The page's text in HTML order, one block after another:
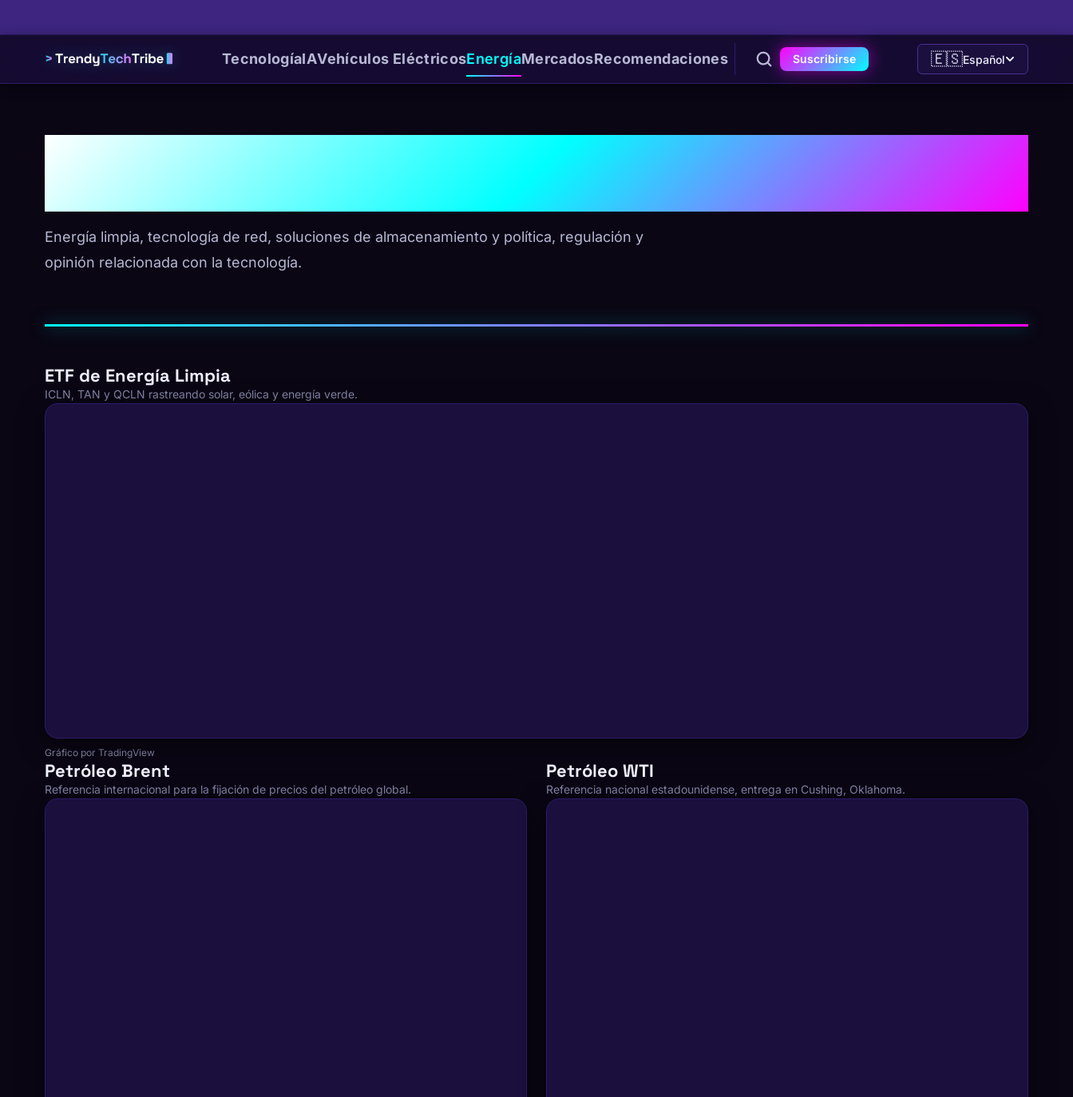
TecnologíaIAVehículos EléctricosEnergíaMercadosRecomendaciones Suscribirse 🇪🇸Español
Energía y Política
Energía limpia, tecnología de red, soluciones de almacenamiento y política, regulación y
opinión relacionada con la tecnología.
ETF de Energía Limpia
ICLN, TAN y QCLN rastreando solar, eólica y energía verde.
Gráfico por TradingView
Petróleo Brent
Referencia internacional para la fijación de precios del petróleo global.
Petróleo WTI
Referencia nacional estadounidense, entrega en Cushing, Oklahoma.